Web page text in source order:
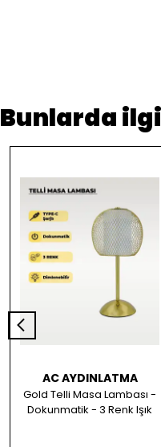
Bunlarda
AC AYDINLATMA
Gold Telli Masa Lambası -
Dokunmatik - 3 Renk Işık